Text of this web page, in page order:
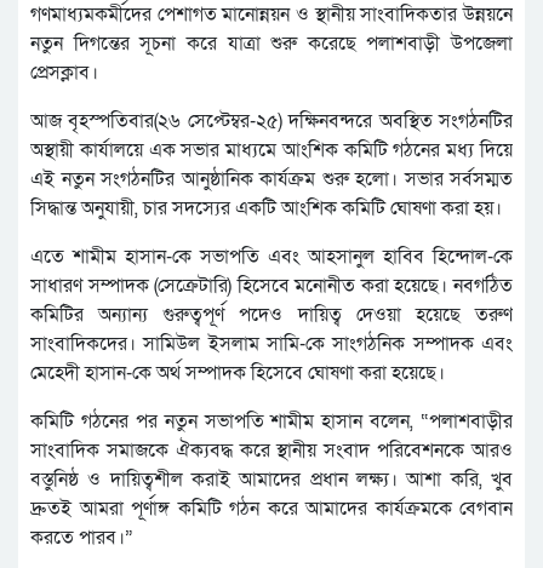
গণমাধ্যমকর্মীদের পেশাগত মানোন্নয়ন ও স্থানীয় সাংবাদিকতার উন্নয়নে
নতুন দিগন্তের সূচনা করে যাত্রা শুরু করেছে পলাশবাড়ী উপজেলা
প্রেসক্লাব।
আজ বৃহস্পতিবার(২৬ সেপ্টেম্বর-২৫) দক্ষিনবন্দরে অবস্থিত সংগঠনটির
অস্থায়ী কার্যালয়ে এক সভার মাধ্যমে আংশিক কমিটি গঠনের মধ্য দিয়ে
এই নতুন সংগঠনটির আনুষ্ঠানিক কার্যক্রম শুরু হলো। সভার সর্বসম্মত
সিদ্ধান্ত অনুযায়ী, চার সদস্যের একটি আংশিক কমিটি ঘোষণা করা হয়।
এতে শামীম হাসান-কে সভাপতি এবং আহসানুল হাবিব হিন্দোল-কে
সাধারণ সম্পাদক (সেক্রেটারি) হিসেবে মনোনীত করা হয়েছে। নবগঠিত
কমিটির অন্যান্য গুরুত্বপূর্ণ পদেও দায়িত্ব দেওয়া হয়েছে তরুণ
সাংবাদিকদের। সামিউল ইসলাম সামি-কে সাংগঠনিক সম্পাদক এবং
মেহেদী হাসান-কে অর্থ সম্পাদক হিসেবে ঘোষণা করা হয়েছে।
কমিটি গঠনের পর নতুন সভাপতি শামীম হাসান বলেন, “পলাশবাড়ীর
সাংবাদিক সমাজকে ঐক্যবদ্ধ করে স্থানীয় সংবাদ পরিবেশনকে আরও
বস্তুনিষ্ঠ ও দায়িত্বশীল করাই আমাদের প্রধান লক্ষ্য। আশা করি, খুব
দ্রুতই আমরা পূর্ণাঙ্গ কমিটি গঠন করে আমাদের কার্যক্রমকে বেগবান
করতে পারব।”